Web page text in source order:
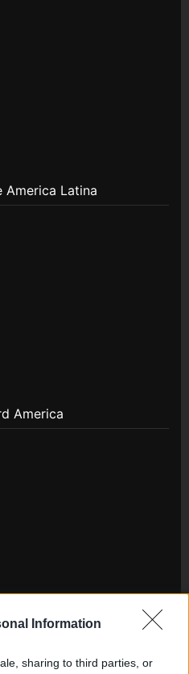
Information
sharing to third parties, or
America Latina
America